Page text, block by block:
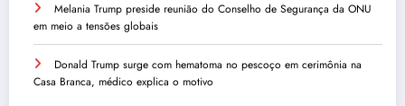
Melania Trump preside reunião do Conselho de Segurança da ONU
em meio a tensões globais
Donald Trump surge com hematoma no pescoço em cerimônia na
Casa Branca, médico explica o motivo